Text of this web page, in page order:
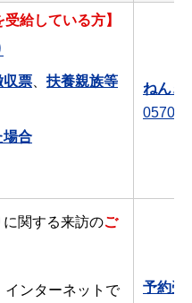
給している方】
収票、 扶養親族等
場合
ねんき
0570-
関する来訪のご
インターネットで
予約受